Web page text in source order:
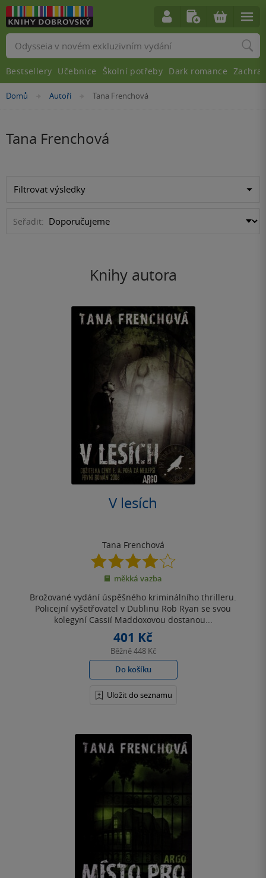
Nacházíte
Domů »Autoři »
Tana Frenchová
Tana Frenchová
Filtrovat výsledky
Seřadit:
Knihy autora
V lesích
Tana Frenchová
4.1
z
5
měkká vazba
Brožované vydání úspěšného kriminálního thrilleru.
Policejní vyšetřovatel v Dublinu Rob Ryan se svou
kolegyní Cassií Maddoxovou dostanou...
401 Kč
Běžně448 Kč
Do košíku
Uložit do seznamu
Vyhledávání
Bestsellery Učebnice Školní potřeby Dark romance